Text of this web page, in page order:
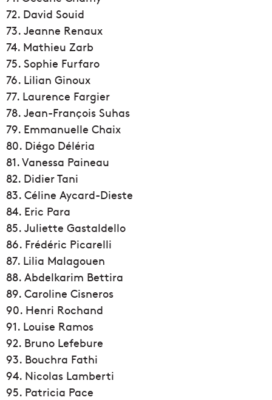
72. David Souid
73. Jeanne Renaux
74. Mathieu Zarb
75. Sophie Furfaro
76. Lilian Ginoux
77. Laurence Fargier
78. Jean-François Suhas
79. Emmanuelle Chaix
80. Diégo Déléria
81. Vanessa Paineau
82. Didier Tani
83. Céline Aycard-Dieste
84. Eric Para
85. Juliette Gastaldello
86. Frédéric Picarelli
87. Lilia Malagouen
88. Abdelkarim Bettira
89. Caroline Cisneros
90. Henri Rochand
91. Louise Ramos
92. Bruno Lefebure
93. Bouchra Fathi
94. Nicolas Lamberti
95. Patricia Pace